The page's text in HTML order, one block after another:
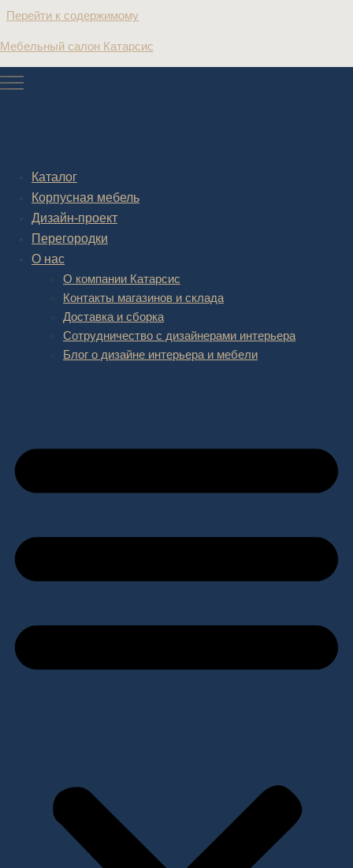
Перейти к содержимому
Мебельный салон Катарсис
Каталог
Корпусная мебель
Дизайн-проект
Перегородки
О нас
О компании Катарсис
Контакты магазинов и склада
Доставка и сборка
Сотрудничество с дизайнерами интерьера
Блог о дизайне интерьера и мебели
Корзина